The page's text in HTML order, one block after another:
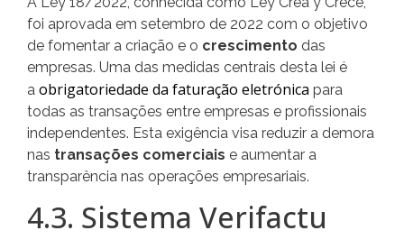
foi aprovada em setembro de 2022 com o objetivo
de fomentar a criação e o crescimento das
empresas. Uma das medidas centrais desta lei é
a obrigatoriedade da faturação eletrónica para
todas as transações entre empresas e profissionais
independentes. Esta exigência visa reduzir a demora
nas transações comerciais e aumentar a
transparência nas operações empresariais.
4.3. Sistema Verifactu